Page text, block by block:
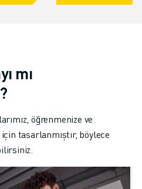
mı
öğrenmenize ve
tasarlanmıştır, böylece